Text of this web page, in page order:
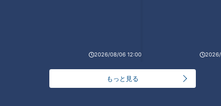
2026/08/06 12:00
もっと見る
「海も透明度高くてキレイ」